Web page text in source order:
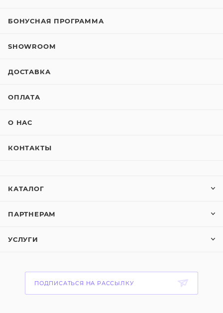
БОНУСНАЯ ПРОГРАММА
SHOWROOM
ДОСТАВКА
ОПЛАТА
О НАС
КОНТАКТЫ
КАТАЛОГ
ПАРТНЕРАМ
УСЛУГИ
ПОДПИСАТЬСЯ НА РАССЫЛКУ